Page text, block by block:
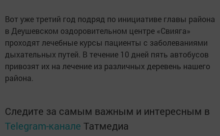
Вот уже третий год подряд по инициативе главы района
в Деушевском оздоровительном центре «Свияга»
проходят лечебные курсы пациенты с заболеваниями
дыхательных путей. В течение 10 дней пять автобусов
привозят их на лечение из различных деревень нашего
района.
Следите за самым важным и интересным в
Telegram-канале Татмедиа